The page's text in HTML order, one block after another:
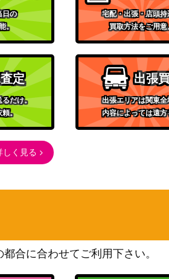
日の
。
宅配・出張・店頭持
買取方法をご用意
定
るだけ。
頼。
出張
出張エリアは関東全
内容によっては遠方
しく見る
合に合わせてご利用下さい。